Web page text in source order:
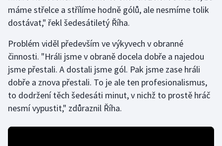
Golf
Házená
Jezdectví
Judo
máme střelce a střílíme hodně gólů, ale nesmíme tolik
dostávat," řekl šedesátiletý Říha.
Problém viděl především ve výkyvech v obranné
činnosti. "Hráli jsme v obraně docela dobře a najedou
jsme přestali. A dostali jsme gól. Pak jsme zase hráli
dobře a znova přestali. To je ale ten profesionalismus,
to dodržení těch šedesáti minut, v nichž to prostě hráč
nesmí vypustit," zdůraznil Říha.